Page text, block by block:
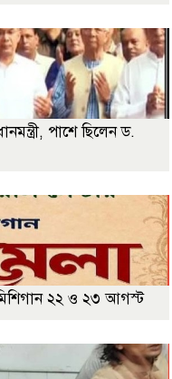
পাশে ছিলেন ড.
২২ ও ২৩ আগস্ট